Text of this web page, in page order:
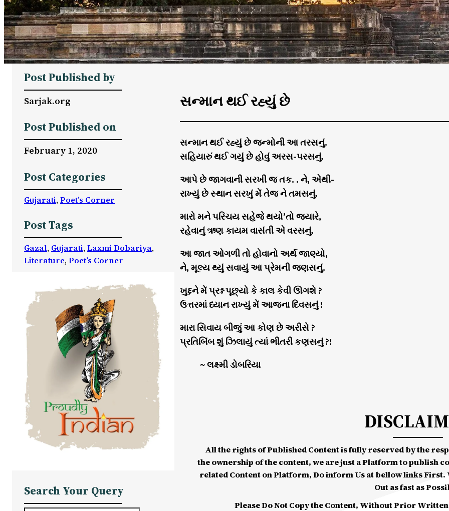
Post Published by
Sarjak.org
Post Published on
February 1, 2020
Post Categories
Gujarati, Poet’s Corner
Post Tags
Gazal, Gujarati, Laxmi Dobariya
Literature, Poet’s Corner
Search Your Query
સન્માન થઈ રહ્યું છે
સન્માન થઈ રહ્યું છે જન્મોની આ તરસનું.
સહિયારું થઈ ગયું છે હોવું અરસ-પરસનું.
આપે છે જાગવાની સરખી જ તક. . ને, એથી-
રાખ્યું છે સ્થાન સરખું મેં તેજ ને તમસનું.
મારો મને પરિચય સહેજે થયો’તો જ્યારે,
રહેવાનું ઋણ કાયમ વાસંતી એ વરસનું.
આ જાત ઓગળી તો હોવાનો અર્થ જાણ્યો,
ને, મૂલ્ય થ્યું સવાયું આ પ્રેમની જણસનું.
ખુદ્દને મેં પ્રશ્ન પૂછ્યો કે કાલ કેવી ઊગશે ?
ઉત્તરમાં ધ્યાન રાખ્યું મેં આજના દિવસનું !
મારા સિવાય બીજું આ કોણ છે અરીસે ?
પ્રતિબિંબ શું ઝિલાયું ત્યાં ભીતરી કણસનું ?!
~ લક્ષ્મી ડોબરિયા
All the rights of Published Content is fully reserved by the
the ownership of the content, we are just a Platform to publish
related Content on Platform, Do inform Us at bellow links First.
Out as fast as
Please Do Not Copy the Content, Without Prior